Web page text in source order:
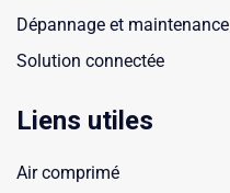
Dépannage et maintenance
Solution connectée
Liens utiles
Air comprimé